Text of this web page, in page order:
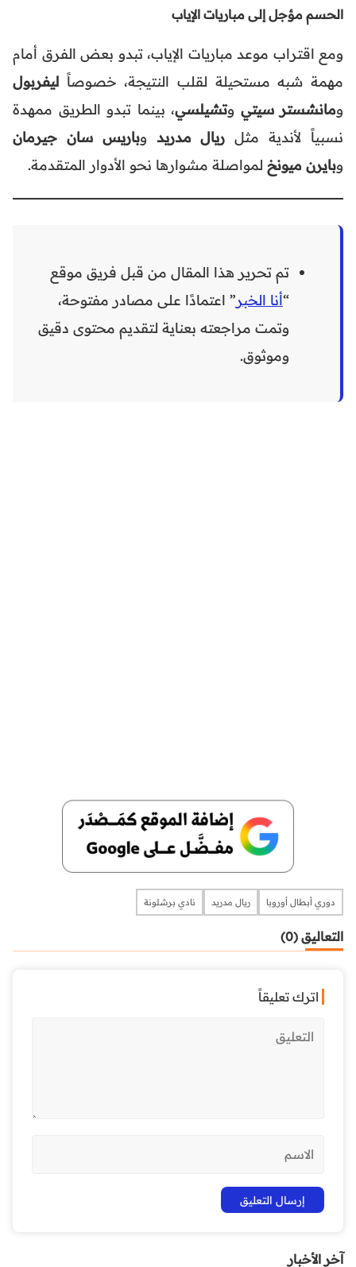
الحسم مؤجل إلى مباريات الإياب
ومع اقتراب موعد مباريات الإياب، تبدو بعض الفرق أمام
مهمة شبه مستحيلة لقلب النتيجة، خصوصاً ليفربول
ومانشستر سيتي وتشيلسي، بينما تبدو الطريق ممهدة
نسبياً لأندية مثل ريال مدريد وباريس سان جيرمان
وبايرن ميونخ لمواصلة مشوارها نحو الأدوار المتقدمة.
تم تحرير هذا المقال من قبل فريق موقع
“أنا الخبر” اعتمادًا على مصادر مفتوحة،
وتمت مراجعته بعناية لتقديم محتوى دقيق
وموثوق.
دوري أبطال أوروبا ريال مدريد نادي برشلونة
التعاليق (0)
اترك تعليقاً
آخر الأخبار